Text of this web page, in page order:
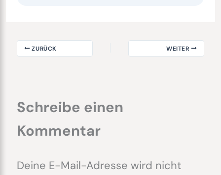
ZURÜCK WEITER
Schreibe einen
Kommentar
Deine E-Mail-Adresse wird nicht